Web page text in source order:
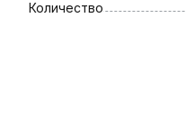
Количество